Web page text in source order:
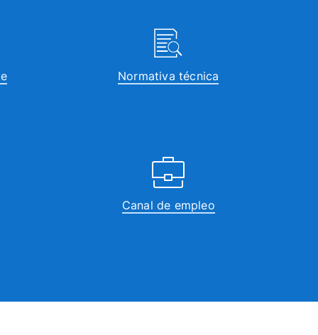
Normativa técnica
Canal de empleo